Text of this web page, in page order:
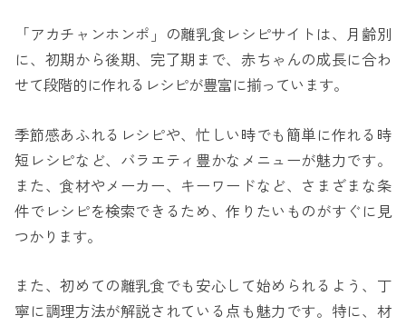
「アカチャンホンポ」の離乳食レシピサイトは、月齢別
に、初期から後期、完了期まで、赤ちゃんの成長に合わ
せて段階的に作れるレシピが豊富に揃っています。
季節感あふれるレシピや、忙しい時でも簡単に作れる時
短レシピなど、バラエティ豊かなメニューが魅力です。
また、食材やメーカー、キーワードなど、さまざまな条
件でレシピを検索できるため、作りたいものがすぐに見
つかります。
また、初めての離乳食でも安心して始められるよう、丁
寧に調理方法が解説されている点も魅力です。特に、材